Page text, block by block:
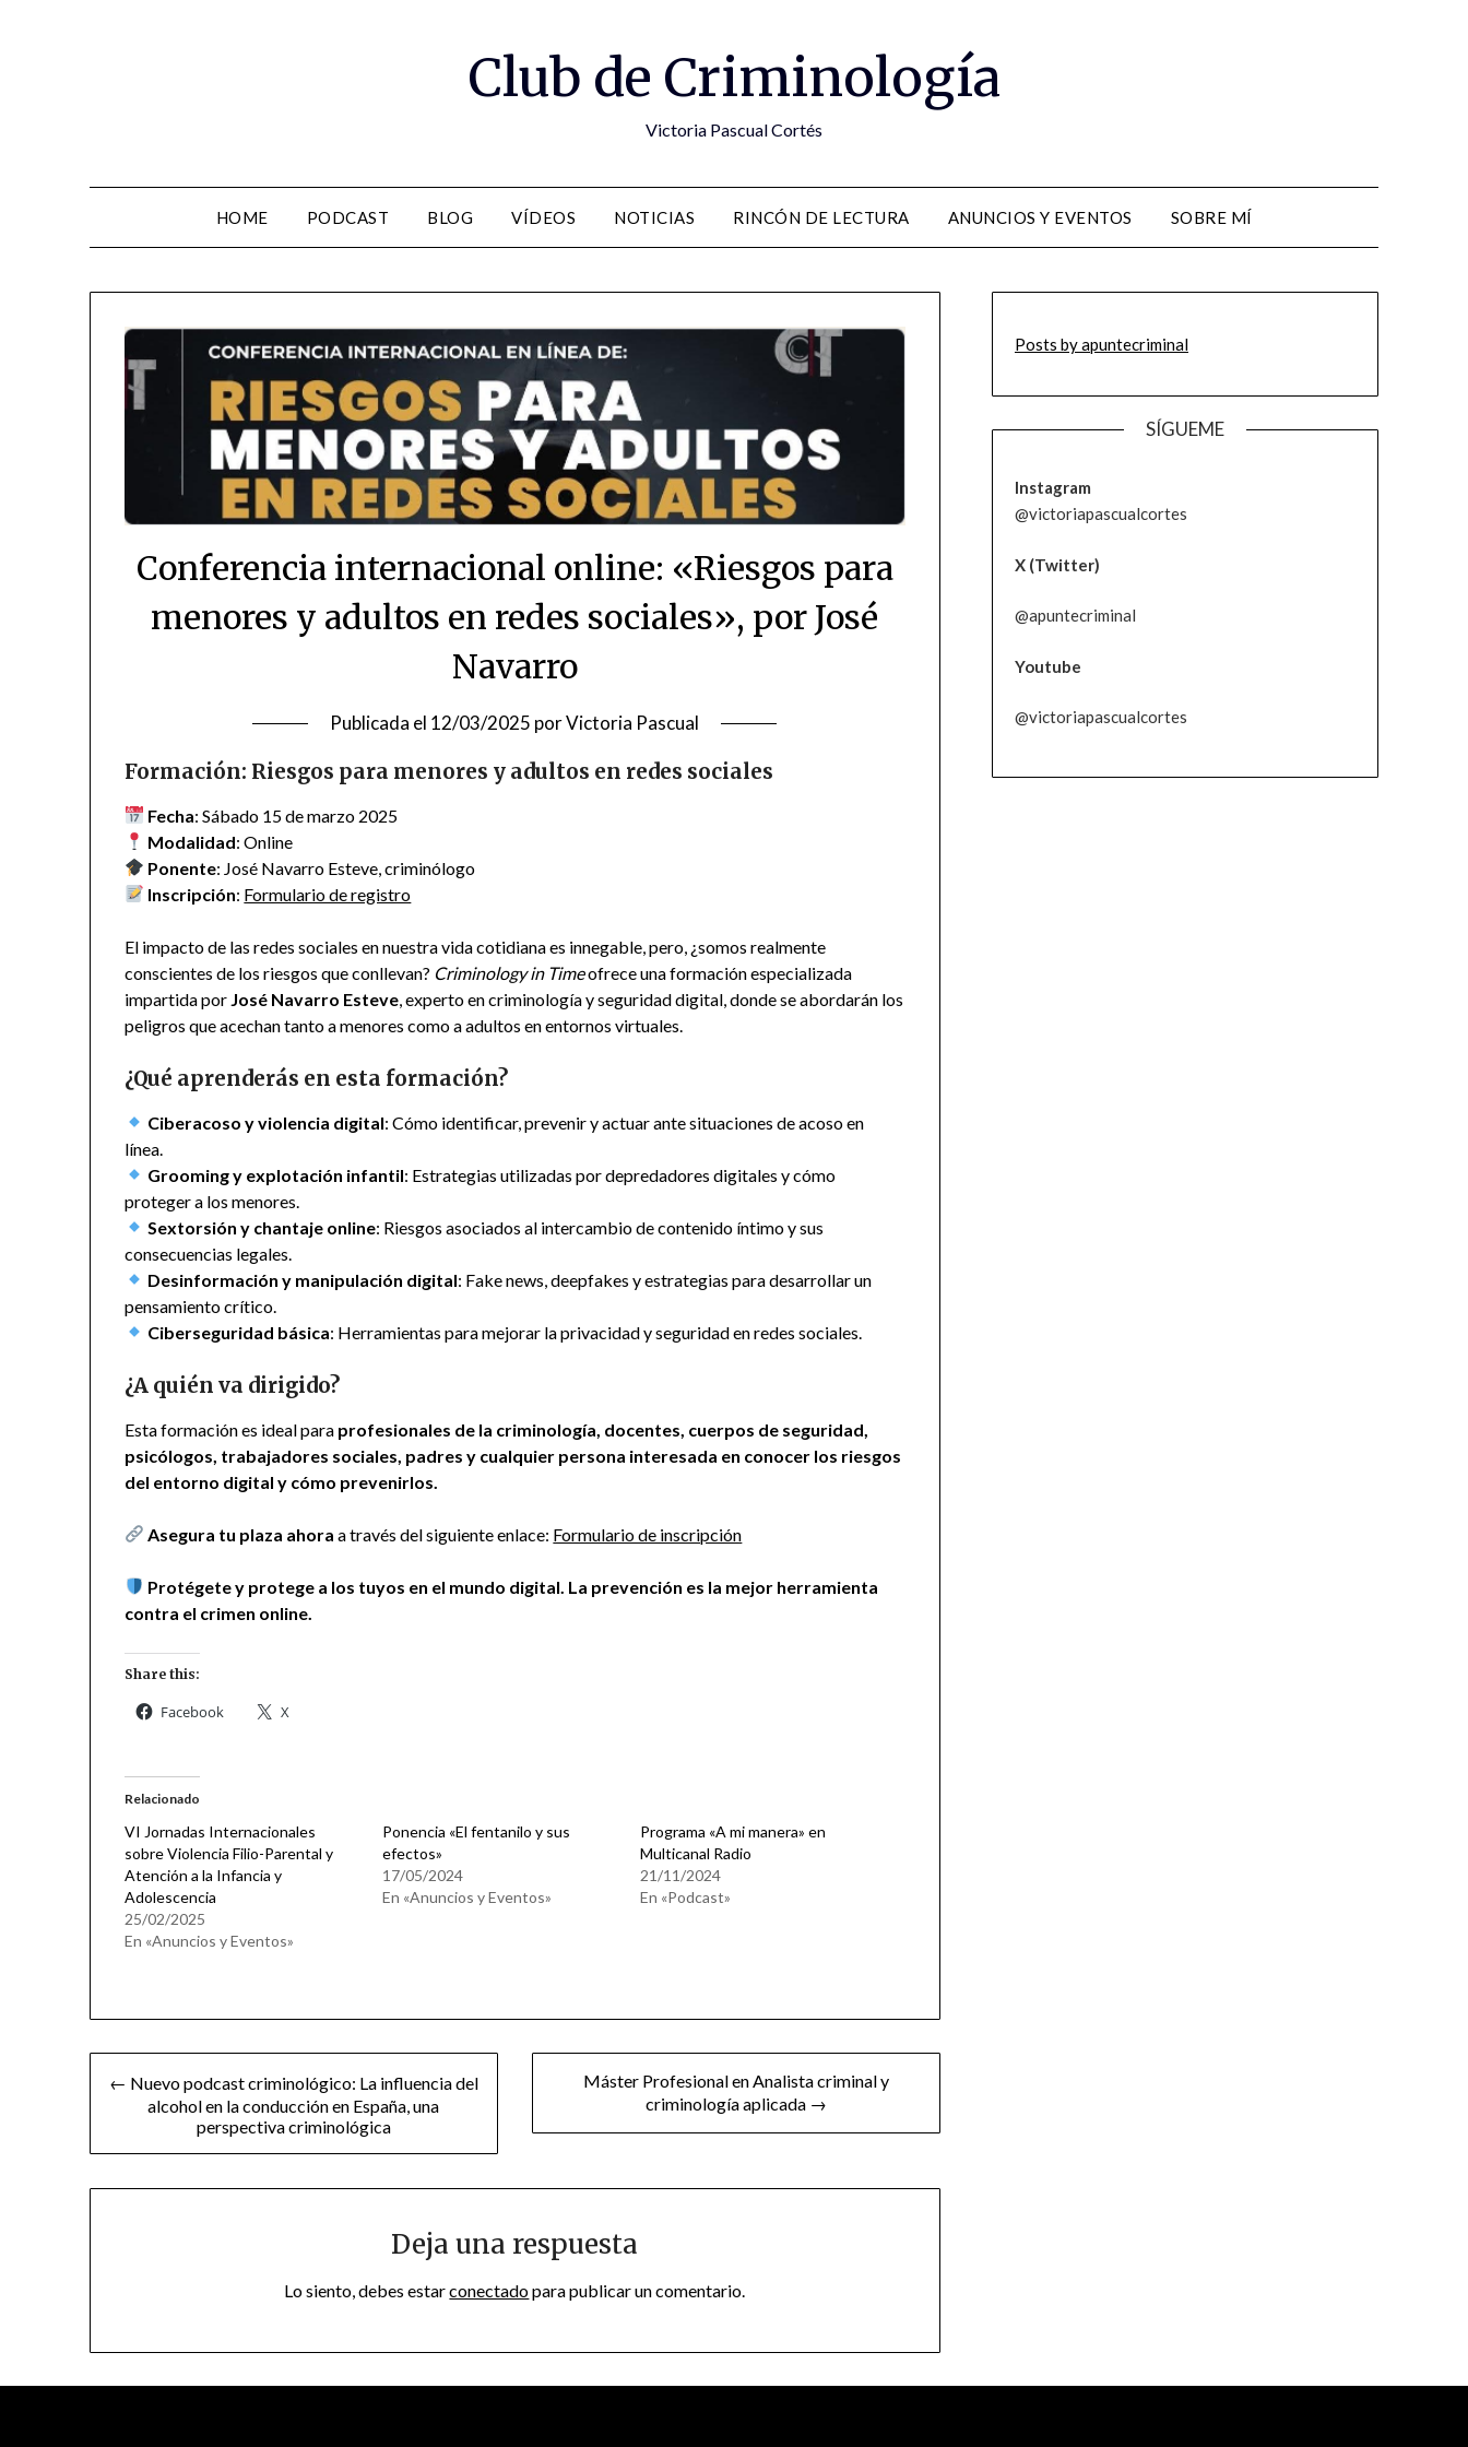
Club de Criminología
Victoria Pascual Cortés
HOME PODCAST BLOG VÍDEOS NOTICIAS RINCÓN DE LECTURA ANUNCIOS Y EVENTOS SOBRE MÍ
Conferencia internacional online: «Riesgos para
menores y adultos en redes sociales», por José
Navarro
Publicada el 12/03/2025 porVictoria Pascual
Formación: Riesgos para menores y adultos en redes sociales
Fecha: Sábado 15 de marzo 2025
Modalidad: Online
Ponente: José Navarro Esteve, criminólogo
Inscripción: Formulario de registro
El impacto de las redes sociales en nuestra vida cotidiana es innegable, pero, ¿somos realmente
conscientes de los riesgos que conllevan? Criminology in Timeofrece una formación especializada
impartida por José Navarro Esteve, experto en criminología y seguridad digital, donde se abordarán los
peligros que acechan tanto a menores como a adultos en entornos virtuales.
¿Qué aprenderás en esta formación?
Ciberacoso y violencia digital: Cómo identificar, prevenir y actuar ante situaciones de acoso en
línea.
Grooming y explotación infantil: Estrategias utilizadas por depredadores digitales y cómo
proteger a los menores.
Sextorsión y chantaje online: Riesgos asociados al intercambio de contenido íntimo y sus
consecuencias legales.
Desinformación y manipulación digital: Fake news, deepfakes y estrategias para desarrollar un
pensamiento crítico.
Ciberseguridad básica: Herramientas para mejorar la privacidad y seguridad en redes sociales.
¿A quién va dirigido?
Esta formación es ideal para profesionales de la criminología, docentes, cuerpos de seguridad,
psicólogos, trabajadores sociales, padres y cualquier persona interesada en conocer los riesgos
del entorno digital y cómo prevenirlos.
Asegura tu plaza ahora a través del siguiente enlace: Formulario de inscripción
Protégete y protege a los tuyos en el mundo digital. La prevención es la mejor herramienta
contra el crimen online.
Share this:
Facebook X
Relacionado
VI Jornadas Internacionales
sobre Violencia Filio-Parental y
Atención a la Infancia y
Adolescencia
25/02/2025
En «Anuncios y Eventos»
Ponencia «El fentanilo y sus
efectos»
17/05/2024
En «Anuncios y Eventos»
Programa «A mi manera» en
Multicanal Radio
21/11/2024
En «Podcast»
Navegación
entradas
← Nuevo podcast criminológico: La influencia del
alcohol en la conducción en España, una
perspectiva criminológica
Máster Profesional en Analista criminal y
criminología aplicada →
Deja una respuesta
Lo siento, debes estarconectadopara publicar un comentario.
Posts by apuntecriminal
SÍGUEME
Instagram
@victoriapascualcortes
X (Twitter)
@apuntecriminal
Youtube
@victoriapascualcortes